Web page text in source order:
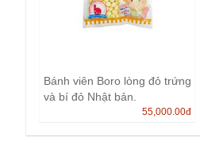
Bánh viên Boro lòng đỏ trứng
và bí đỏ Nhật bản.
55,000.00đ